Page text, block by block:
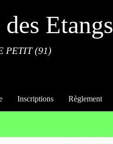
Etangs
PETIT (91)
Inscriptions Règlement